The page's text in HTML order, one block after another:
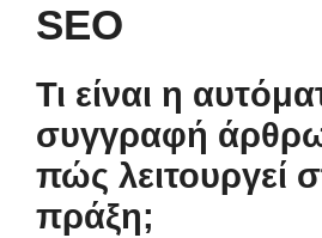
SEO
Τι είναι η
συγγραφή
πώς λειτουργεί
πράξη;